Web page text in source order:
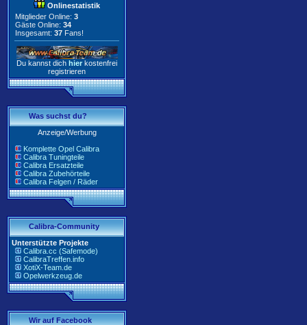
Onlinestatistik
Mitglieder Online: 3
Gäste Online: 34
Insgesamt: 37 Fans!
Du kannst dich hier kostenfrei
registrieren
Was suchst du?
Anzeige/Werbung
Komplette Opel Calibra
Calibra Tuningteile
Calibra Ersatzteile
Calibra Zubehörteile
Calibra Felgen / Räder
Calibra-Community
Unterstützte Projekte
Calibra.cc (Safemode)
CalibraTreffen.info
XotiX-Team.de
Opelwerkzeug.de
Wir auf Facebook